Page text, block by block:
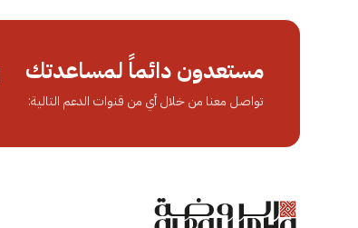
مستعدون دائماً لمساعدتك
تواصل معنا من خلال أي من قنوات الدعم التالية: